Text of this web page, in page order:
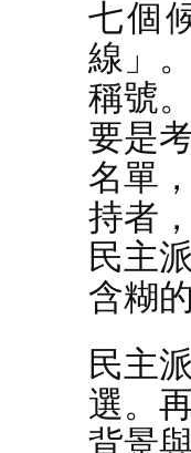
七個
線」
稱號
要是
名單
持者
民主
含糊
民主
選。